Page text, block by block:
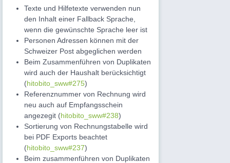
Texte und Hilfetexte verwenden nun
den Inhalt einer Fallback Sprache,
wenn die gewünschte Sprache leer ist
Personen Adressen können mit der
Schweizer Post abgeglichen werden
Beim Zusammenführen von Duplikaten
wird auch der Haushalt berücksichtigt
(hitobito_sww#275)
Referenznummer von Rechnung wird
neu auch auf Empfangsschein
angezegit (hitobito_sww#238)
Sortierung von Rechnungstabelle wird
bei PDF Exports beachtet
(hitobito_sww#237)
Beim zusammenführen von Duplikaten